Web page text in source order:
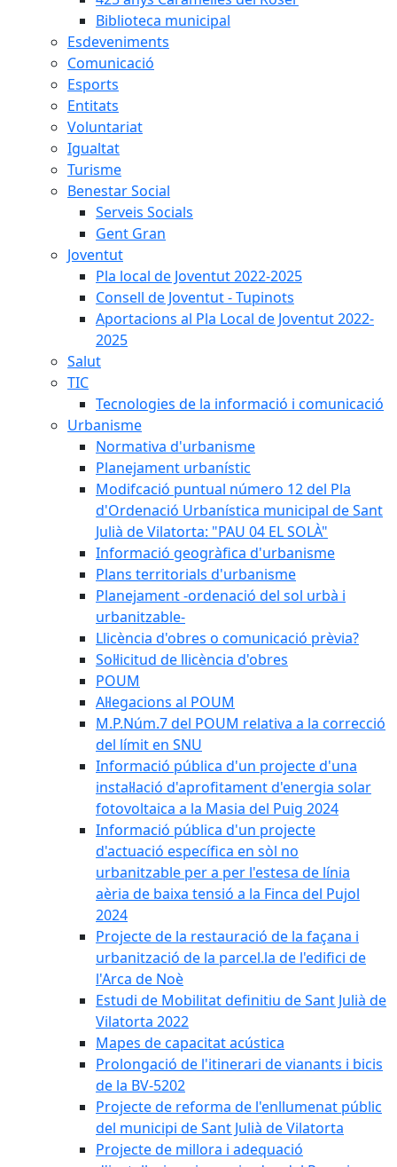
Biblioteca municipal
Esdeveniments
Comunicació
Esports
Entitats
Voluntariat
Igualtat
Turisme
Benestar Social
Serveis Socials
Gent Gran
Joventut
Pla local de Joventut 2022-2025
Consell de Joventut - Tupinots
Aportacions al Pla Local de Joventut 2022-
2025
Salut
TIC
Tecnologies de la informació i comunicació
Urbanisme
Normativa d'urbanisme
Planejament urbanístic
Modifcació puntual número 12 del Pla
d'Ordenació Urbanística municipal de Sant
Julià de Vilatorta: "PAU 04 EL SOLÀ"
Informació geogràfica d'urbanisme
Plans territorials d'urbanisme
Planejament -ordenació del sol urbà i
urbanitzable-
Llicència d'obres o comunicació prèvia?
Sol·licitud de llicència d'obres
POUM
Al·legacions al POUM
M.P.Núm.7 del POUM relativa a la correcció
del límit en SNU
Informació pública d'un projecte d'una
instal·lació d'aprofitament d'energia solar
fotovoltaica a la Masia del Puig 2024
Informació pública d'un projecte
d'actuació específica en sòl no
urbanitzable per a per l'estesa de línia
aèria de baixa tensió a la Finca del Pujol
2024
Projecte de la restauració de la façana i
urbanització de la parcel.la de l'edifici de
l'Arca de Noè
Estudi de Mobilitat definitiu de Sant Julià de
Vilatorta 2022
Mapes de capacitat acústica
Prolongació de l'itinerari de vianants i bicis
de la BV-5202
Projecte de reforma de l'enllumenat públic
del municipi de Sant Julià de Vilatorta
Projecte de millora i adequació